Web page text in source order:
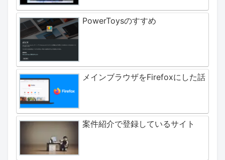
PowerToysのすすめ
メインブラウザをFirefoxにした話
案件紹介で登録しているサイト